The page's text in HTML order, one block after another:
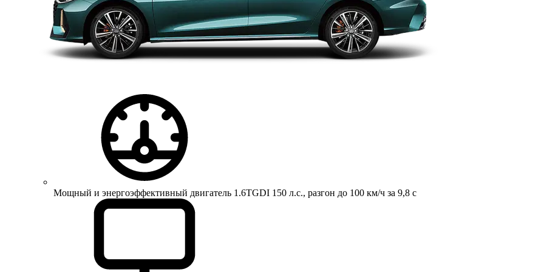
Мощный и энергоэффективный двигатель 1.6TGDI 150 л.с., разгон до 100 км/ч за 9,8 с